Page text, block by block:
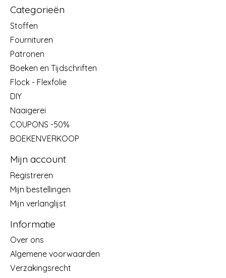
Categorieën
Stoffen
Fournituren
Patronen
Boeken en Tijdschriften
Flock - Flexfolie
DIY
Naaigerei
COUPONS -50%
BOEKENVERKOOP
Mijn account
Registreren
Mijn bestellingen
Mijn verlanglijst
Informatie
Over ons
Algemene voorwaarden
Verzakingsrecht